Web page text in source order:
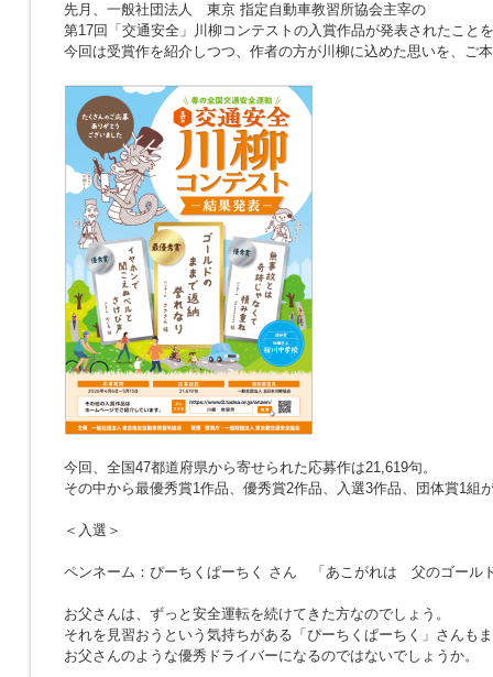
先月、一般社団法人 東京 指定自動車教習所協会主宰の
第17回「交通安全」川柳コンテストの入賞作品が発表されたこと
今回は受賞作を紹介しつつ、作者の方が川柳に込めた思いを、ご
今回、全国47都道府県から寄せられた応募作は21,619句。
その中から最優秀賞1作品、優秀賞2作品、入選3作品、団体賞1組
＜入選＞
ペンネーム：ぴーちくぱーちく さん 「あこがれは 父のゴール
お父さんは、ずっと安全運転を続けてきた方なのでしょう。
それを見習おうという気持ちがある「ぴーちくぱーちく」さんも
お父さんのような優秀ドライバーになるのではないでしょうか。